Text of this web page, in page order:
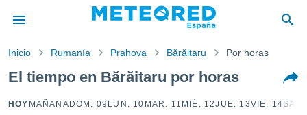
por
para
que se
Inicio Rumanía Prahova Bărăitaru Por horas
El tiempo en Bărăitaru por horas
HOY MAÑANA DOM. 09 LUN. 10 MAR. 11 MIÉ. 12JUE. 13VIE. 14